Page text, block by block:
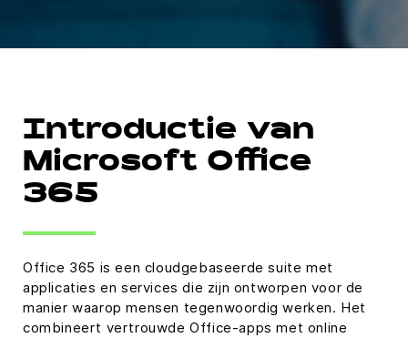
Introductie van
Microsoft Office
365
Office 365 is een cloudgebaseerde suite met
applicaties en services die zijn ontworpen voor de
manier waarop mensen tegenwoordig werken. Het
combineert vertrouwde Office-apps met online